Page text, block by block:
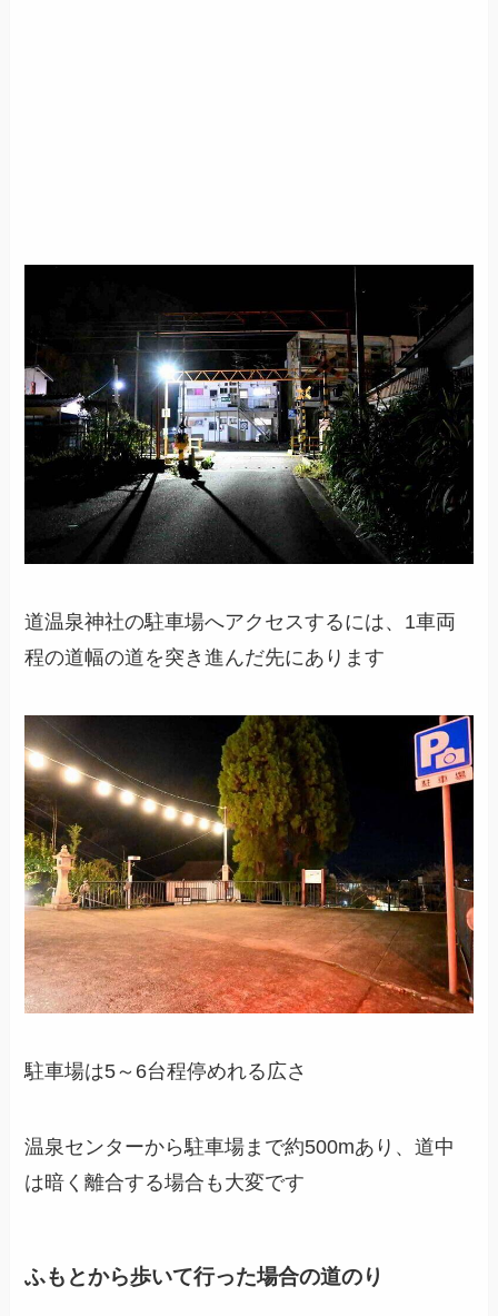
道温泉神社の駐車場へアクセスするには、1車両
程の道幅の道を突き進んだ先にあります
駐車場は5～6台程停めれる広さ
温泉センターから駐車場まで約500mあり、道中
は暗く離合する場合も大変です
ふもとから歩いて行った場合の道のり